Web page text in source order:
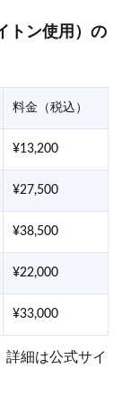
トン使用）の
料金（税込）
¥13,200
¥27,500
¥38,500
¥22,000
¥33,000
細は公式サイ